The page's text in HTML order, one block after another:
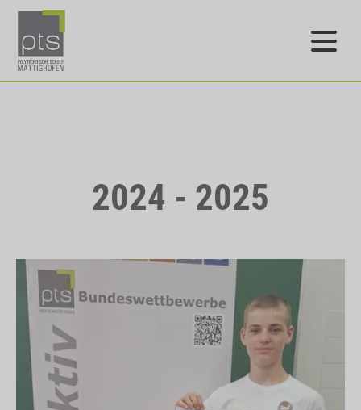
2024 - 2025